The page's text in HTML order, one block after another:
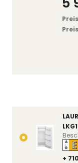
+
A
↑
G E